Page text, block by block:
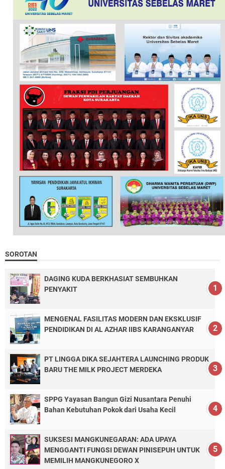
SOROTAN
DAGING KUDA BERKHASIAT SEMBUHKAN
PENYAKIT
MENGENAL FASILITAS MODERN DAN EKSKLUSIF
PENDIDIKAN DI AL AZHAR IIBS KARANGANYAR
PT LINGGA DIKA SEJAHTERA LAUNCHING PRODUK
BARU THE MILK PROJECT MERDEKA
SPPG Yayasan Bangun Gizi Nusantara Penuhi
Bahan Kebutuhan Pokok dari Usaha Kecil
SUKSESI MANGKUNEGARAN: ADA UPAYA
MENGGANTI FUNGSI DEWAN PINISEPUH UNTUK
MEMILIH MANGKUNEGORO X